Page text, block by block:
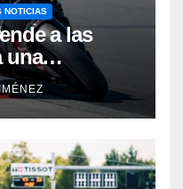
NOTICIAS
a las
una
Silverstone;
sexto